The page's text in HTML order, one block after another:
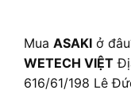
Mua ASAKI ở
WETECH VIỆT
616/61/198 Lê